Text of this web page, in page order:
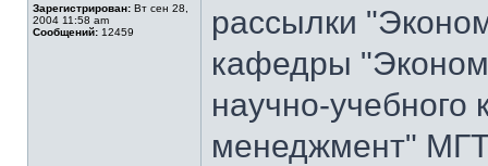
Зарегистрирован: Вт сен 28,
2004 11:58 am
Сообщений: 12459
рассылки
кафедры
научно-
менеджмент"